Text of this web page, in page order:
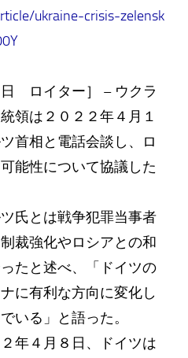
ukraine-crisis-zelensk
日 ロイター］ – ウクラ
領は２０２２年４月１
首相と電話会談し、ロ
能性について協議した
氏とは戦争犯罪当事者
裁強化やロシアとの和
たと述べ、「ドイツの
に有利な方向に変化し
いる」と語った。
年４月８日、ドイツは